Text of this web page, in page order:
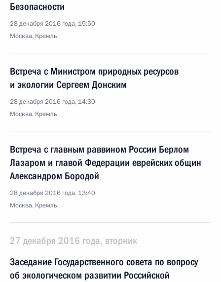
Безопасности
28 декабря 2016 года, 15:50
Москва, Кремль
Встреча с Министром природных ресурсов
и экологии Сергеем Донским
28 декабря 2016 года, 14:30
Москва, Кремль
Встреча с главным раввином России Берлом
Лазаром и главой Федерации еврейских общин
Александром Бородой
28 декабря 2016 года, 13:40
Москва, Кремль
27 декабря 2016 года, вторник
Заседание Государственного совета по вопросу
об экологическом развитии Российской